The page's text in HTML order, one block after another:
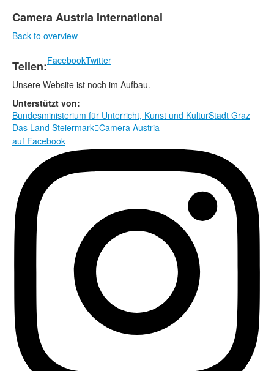
Datenschutz
Mediadaten
Edition
Bibliothek
Camera Austria Preis
Rechtliche Informationen
Camera Austria International
Back to overview
Teilen:FacebookTwitter
Unsere Website ist noch im Aufbau.
Unterstützt von:
Bundesministerium für Unterricht, Kunst und KulturStadt Graz
Das Land SteiermarkCamera Austria
auf Facebook